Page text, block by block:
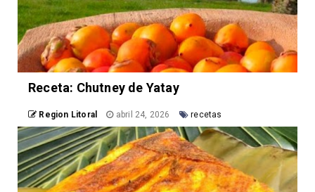
Receta: Chutney de Yatay
Region Litoral abril 24, 2026 recetas